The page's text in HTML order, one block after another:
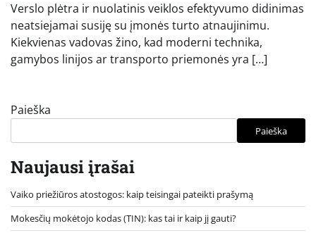
Verslo plėtra ir nuolatinis veiklos efektyvumo didinimas
neatsiejamai susiję su įmonės turto atnaujinimu.
Kiekvienas vadovas žino, kad moderni technika,
gamybos linijos ar transporto priemonės yra […]
Paieška
Paieška
Naujausi įrašai
Vaiko priežiūros atostogos: kaip teisingai pateikti prašymą
Mokesčių mokėtojo kodas (TIN): kas tai ir kaip jį gauti?